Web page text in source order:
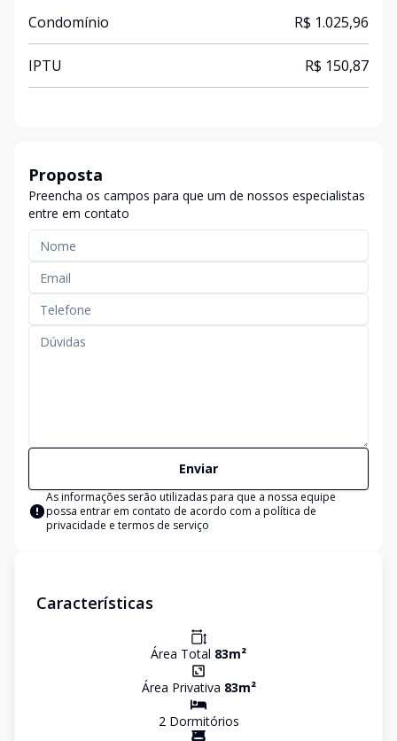
Condomínio R$ 1.025,96
IPTU R$ 150,87
Proposta
Preencha os campos para que um de nossos especialistas
entre em contato
Enviar
As informações serão utilizadas para que a nossa equipe
possa entrar em contato de acordo com a política de
privacidade e termos de serviço
Características
Área Total 83m²
Área Privativa 83m²
2Dormitórios